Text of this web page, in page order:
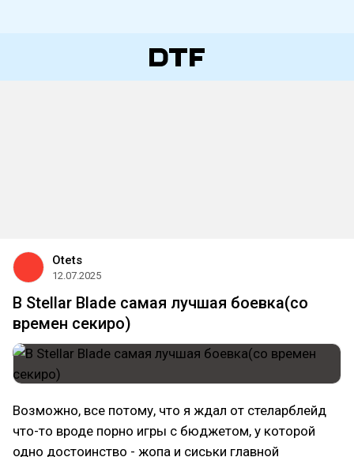
Otets
12.07.2025
В Stellar Blade самая лучшая боевка(со
времен секиро)
Возможно, все потому, что я ждал от стеларблейд
что-то вроде порно игры с бюджетом, у которой
одно достоинство - жопа и сиськи главной